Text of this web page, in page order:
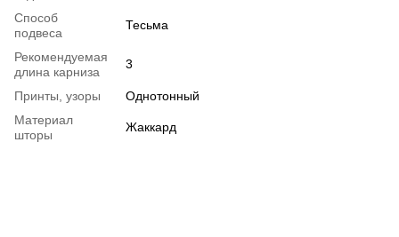
Способ
подвеса
Тесьма
Рекомендуемая
длина карниза
3
Принты, узоры
Однотонный
Материал
шторы
Жаккард